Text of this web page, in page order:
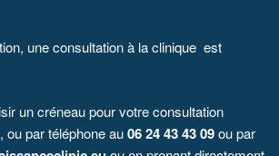
une consultation à la clinique est
un créneau pour votre consultation
ou par téléphone au06 24 43 43 09ou par